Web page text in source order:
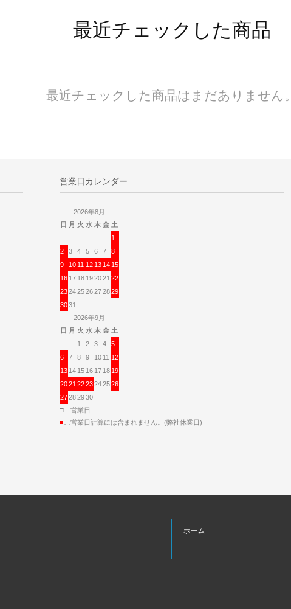
最近チェックした商品
最近チェックした商品はまだありません。
営業日カレンダー
2026年8月
日 月 火 水 木 金 土
1
2
3 4 5 6 7
8
9
10 11 12 13 14 15
16 17 18 192021 22
23242526272829
3031
2026年9月
日 月 火 水 木 金 土
1
2 3 4
5
6
7 8 9 10 11 12
13 14 15 16 17 18 19
2021 2223242526
27282930
□…営業日
■ …営業日計算には含まれません。(弊社休業日)
ホーム